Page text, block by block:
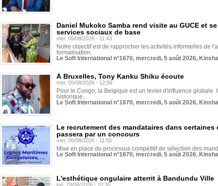
Daniel Mukoko Samba rend visite au GUCE et
services sociaux de base
mer, 05/08/2026 - 11:43
Notre objectif est de rapprocher les activités informelles de
formalisation.
Le Soft International n°1670, mercredi, 5 août 2026,
À Bruxelles, Tony Kanku Shiku écoute
mer, 05/08/2026 - 12:06
Pour le Congo, la Belgique est un levier d'influence globale.
historique...
Le Soft International n°1670, mercredi, 5 août 2026,
Le recrutement des mandataires dans
passera par un concours
mer, 05/08/2026 - 11:55
Mise en place du processus compétitif de sélection des
Le Soft International n°1670, mercredi, 5 août 2026,
L'esthétique ongulaire atterrit à Bandundu Ville
lun, 29/06/2026 - 10:30